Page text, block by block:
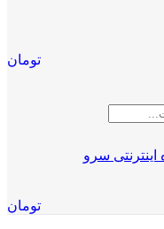
تومان
تومان